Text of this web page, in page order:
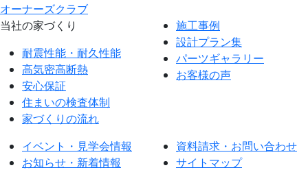
オーナーズクラブ
当社の家づくり
耐震性能・耐久性能
高気密高断熱
安心保証
住まいの検査体制
家づくりの流れ
施工事例
設計プラン集
パーツギャラリー
お客様の声
イベント・見学会情報
お知らせ・新着情報
資料請求・お問い合わせ
サイトマップ